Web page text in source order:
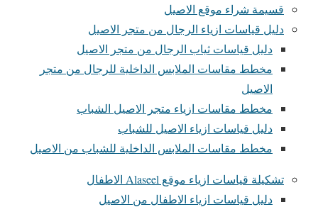
قسيمة شراء موقع الاصيل
دليل قياسات ازياء الرجال من متجر الاصيل
دليل قياسات ثياب الرجال من متجر الاصيل
مخطط مقاسات الملابس الداخلية للرجال من متجر
الاصيل
مخطط مقاسات ازياء متجر الاصيل الشباب
دليل قياسات ازياء الاصيل للشباب
مخطط مقاسات الملابس الداخلية للشباب من الاصيل
تشكيلة قياسات ازياء موقع Alaseel الاطفال
دليل قياسات ازياء الاطفال من الاصيل